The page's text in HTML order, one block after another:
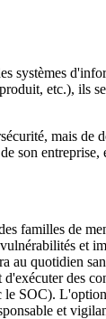
systèmes
etc.), ils
mais
son
familles de
et
au quotidien
des
SOC).
et